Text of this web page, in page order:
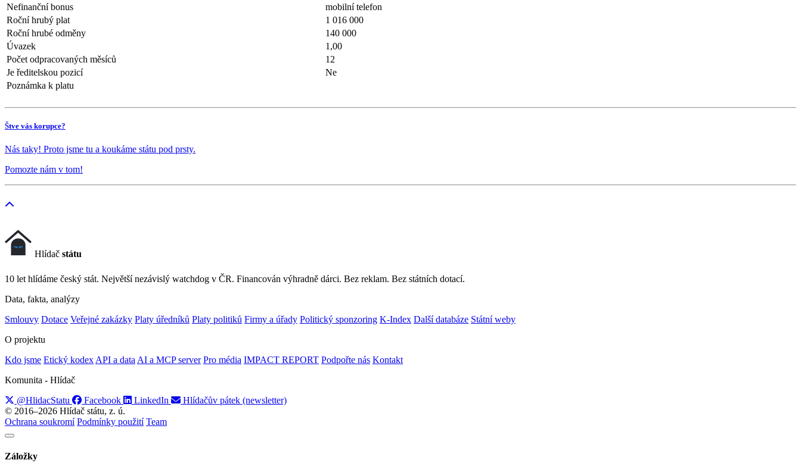
Nefinanční bonus
mobilní telefon
Roční hrubý plat
1 016 000
Roční hrubé odměny
140 000
Úvazek
1,00
Počet odpracovaných měsíců
12
Je ředitelskou pozicí
Ne
Poznámka k platu
Štve vás korupce?
Nás taky! Proto jsme tu a koukáme státu pod prsty.
Pomozte nám v tom!
Hlídač státu
10 let hlídáme český stát. Největší nezávislý watchdog v ČR. Financován výhradně dárci. Bez reklam. Bez státních dotací.
Data, fakta, analýzy
Smlouvy Dotace Veřejné zakázky Platy úředníků Platy politiků Firmy a úřady Politický sponzoring K-Index Další databáze Státní weby
O projektu
Kdo jsme Etický kodex API a data AI a MCP server Pro média IMPACT REPORT Podpořte nás Kontakt
Komunita - Hlídač
@HlidacStatu
Facebook LinkedIn
Hlídačův pátek (newsletter)
© 2016–2026 Hlídač státu, z. ú.
Ochrana soukromí Podmínky použití Team
Záložky